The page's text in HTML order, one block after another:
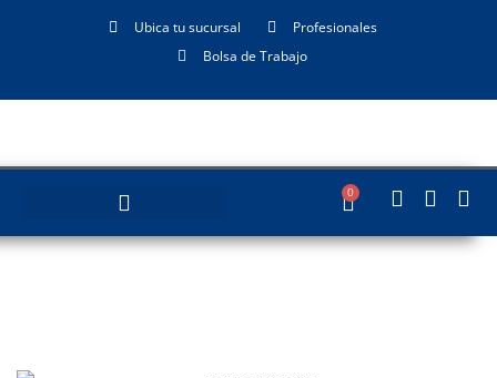
Ubica tu sucursal
Profesionales
Bolsa de Trabajo
0